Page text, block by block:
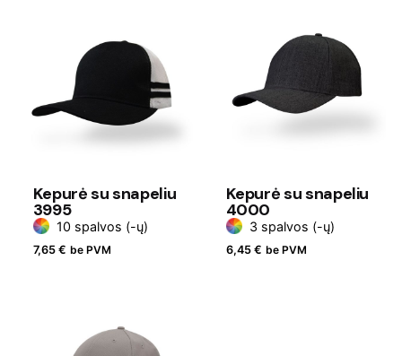
Kepurė su snapeliu
3995
10 spalvos (-ų)
7,65 € be PVM
Kepurė su snapeliu
4000
3 spalvos (-ų)
6,45 € be PVM